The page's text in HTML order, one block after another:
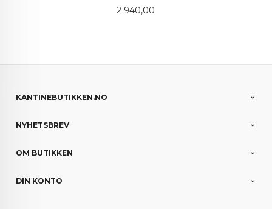
Pris
2 940,00
KANTINEBUTIKKEN.NO
NYHETSBREV
OM BUTIKKEN
DIN KONTO